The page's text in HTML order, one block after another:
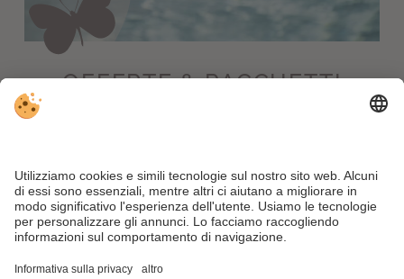
OFFERTE & PACCHETTI